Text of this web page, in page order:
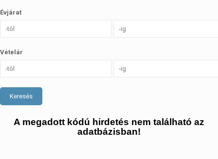
Évjárat
Vételár
Keresés
A megadott kódú hirdetés nem található az
adatbázisban!